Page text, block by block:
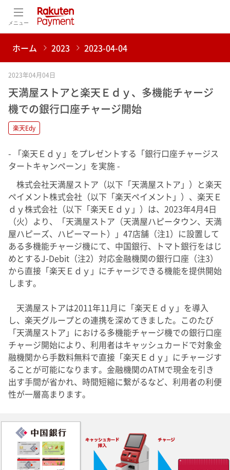
メニュー
ホーム 2023 2023-04-04
2023年04月04日
天満屋ストアと楽天Ｅｄｙ、多機能チャージ
機での銀行口座チャージ開始
楽天Edy
- 「楽天Ｅｄｙ」をプレゼントする「銀行口座チャージス
タートキャンペーン」を実施 -
株式会社天満屋ストア（以下「天満屋ストア」）と楽天
ペイメント株式会社（以下「楽天ペイメント」）、楽天Ｅ
ｄｙ株式会社（以下「楽天Ｅｄｙ」）は、2023年4月4日
（火）より、「天満屋ストア（天満屋ハピータウン、天満
屋ハピーズ、ハピーマート）」47店舗（注1）に設置して
ある多機能チャージ機にて、中国銀行、トマト銀行をはじ
めとするJ-Debit（注2）対応金融機関の銀行口座（注3）
から直接「楽天Ｅｄｙ」にチャージできる機能を提供開始
します。
天満屋ストアは2011年11月に「楽天Ｅｄｙ」を導入
し、楽天グループとの連携を深めてきました。このたび
「天満屋ストア」における多機能チャージ機での銀行口座
チャージ開始により、利用者はキャッシュカードで対象金
融機関から手数料無料で直接「楽天Ｅｄｙ」にチャージす
ることが可能になります。金融機関のATMで現金を引き
出す手間が省かれ、時間短縮に繋がるなど、利用者の利便
性が一層高まります。